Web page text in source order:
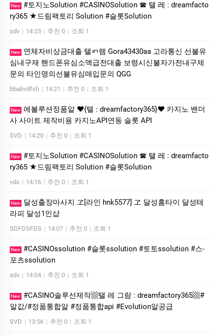
New #토지노Solution #CASINOSolution ☎ 탤 레 : dreamfacto
ry365 ★드림팩토리 Solution #슬­롯Solution
sdv | 14:23 | 추천 0 | 조회 1
New
연체자비상금대출 탤ㄺ램 Gora43430aa 고라통신 선불유
심내구재 핸드폰유심소액급전대출 보령시신불자가전내구제
문의 타인명의선불유심매입문의 QGG
bbabvdfsh | 14:21 | 추천 0 | 조회 1
New 에볼루션정품알 ❤️{텔 : dreamfactory365}❤️ 카지노 밴더
사 사이트 제작비용 카지노API연동 슬롯 API
SVD | 14:20 | 추천 0 | 조회 1
New #토지노Solution #CASINOSolution ☎ 탤 레 : dreamfacto
ry365 ★드림팩토리 Solution #슬­롯Solution
vds | 14:16 | 추천 0 | 조회 1
New
달성출장마사지 ヱ[라인 hnk5577] ヱ 달성홈타이 달성테
라피 달성1인샵
SDFDSFDS | 14:07 | 추천 0 | 조회 1
New #CASINOssolution #슬­롯ssolution #토토ssolution #스­
포츠ssolution
sdv | 14:04 | 추천 0 | 조회 1
New #CASINO솔루선제작▩탤 레 그람 : dreamfactory365▩#
알값/#정품통합알 #정품통합api #Evolution알공급
SVD | 13:56 | 추천 0 | 조회 1